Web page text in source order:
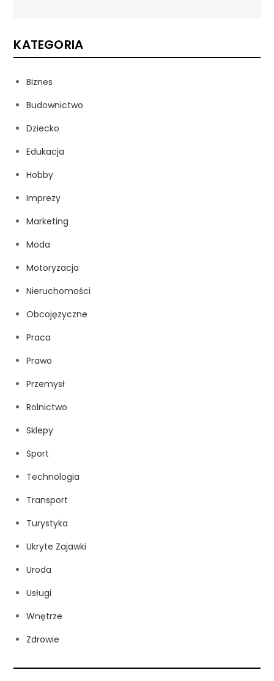
KATEGORIA
Biznes
Budownictwo
Dziecko
Edukacja
Hobby
Imprezy
Marketing
Moda
Motoryzacja
Nieruchomości
Obcojęzyczne
Praca
Prawo
Przemysł
Rolnictwo
Sklepy
Sport
Technologia
Transport
Turystyka
Ukryte Zajawki
Uroda
Usługi
Wnętrze
Zdrowie